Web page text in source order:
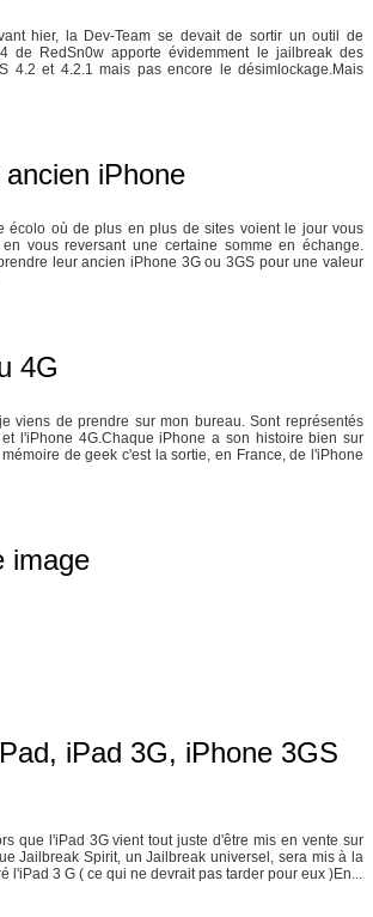
hier, la Dev-Team se devait de sortir un outil de
de RedSn0w apporte évidemment le jailbreak des
4.2 et 4.2.1 mais pas encore le désimlockage.Mais
iPhone
écolo où de plus en plus de sites voient le jour vous
vous reversant une certaine somme en échange.
leur ancien iPhone 3G ou 3GS pour une valeur
4G
viens de prendre sur mon bureau. Sont représentés
l'iPhone 4G.Chaque iPhone a son histoire bien sur
de geek c'est la sortie, en France, de l'iPhone
image
iPad 3G, iPhone 3GS
que l'iPad 3G vient tout juste d'être mis en vente sur
Jailbreak Spirit, un Jailbreak universel, sera mis à la
l'iPad 3 G ( ce qui ne devrait pas tarder pour eux )En...